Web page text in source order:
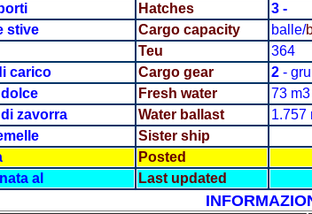
Hatches
3 -
stive
Cargo capacity balle/
Teu
364
carico
Cargo gear 2 -
Fresh water
73
zavorra
Water ballast
1.757
Sister ship
Posted
al
Last updated